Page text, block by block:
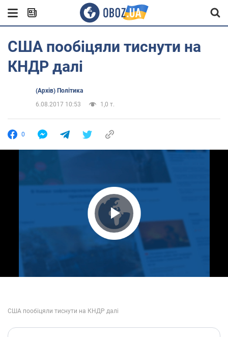
США пообіцяли тиснути на
КНДР далі
(Архів) Політика
6.08.2017 10:53
1,0 т.
0
Play Video